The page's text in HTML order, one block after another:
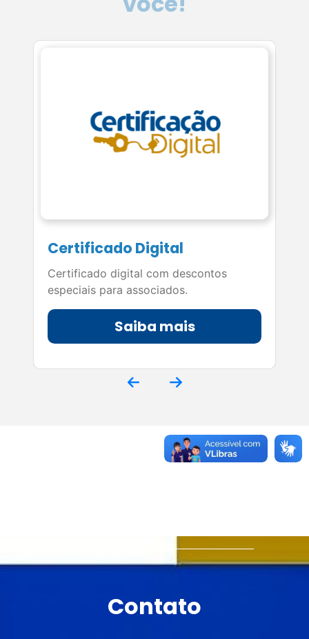
Certificado Digital
Certificado digital com descontos
especiais para associados.
Saiba mais
Contato